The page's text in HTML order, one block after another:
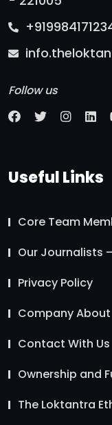
Follow us
Useful Links
Core Team
Our Journalists
Privacy Policy
Company About
Contact With Us
Ownership and
The Loktantra